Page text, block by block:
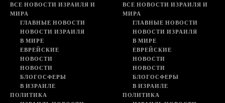
ВСЕ НОВОСТИ ИЗРАИЛЯ И
МИРА
ГЛАВНЫЕ НОВОСТИ
НОВОСТИ ИЗРАИЛЯ
В МИРЕ
ЕВРЕЙСКИЕ
НОВОСТИ
НОВОСТИ
БЛОГОСФЕРЫ
В ИЗРАИЛЕ
ПОЛИТИКА
ВСЕ НОВОСТИ ИЗРАИЛЯ И
МИРА
ГЛАВНЫЕ НОВОСТИ
НОВОСТИ ИЗРАИЛЯ
В МИРЕ
ЕВРЕЙСКИЕ
НОВОСТИ
НОВОСТИ
БЛОГОСФЕРЫ
В ИЗРАИЛЕ
ПОЛИТИКА